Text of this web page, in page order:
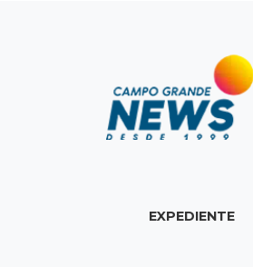
EXPEDIENTE